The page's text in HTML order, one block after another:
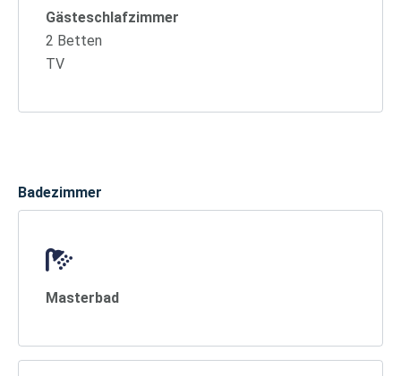
Gästeschlafzimmer
2 Betten
TV
Badezimmer
Masterbad